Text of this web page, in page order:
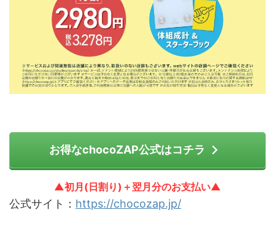
お得なchocoZAP公式はコチラ
▲初月(日割り)＋翌月分のお支払い▲
公式サイト： https://chocozap.jp/